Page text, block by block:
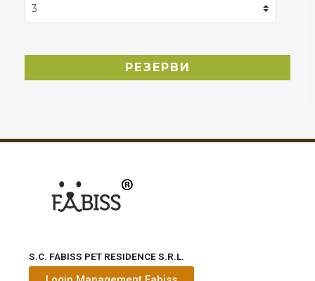
S.C. FABISS PET RESIDENCE S.R.L.